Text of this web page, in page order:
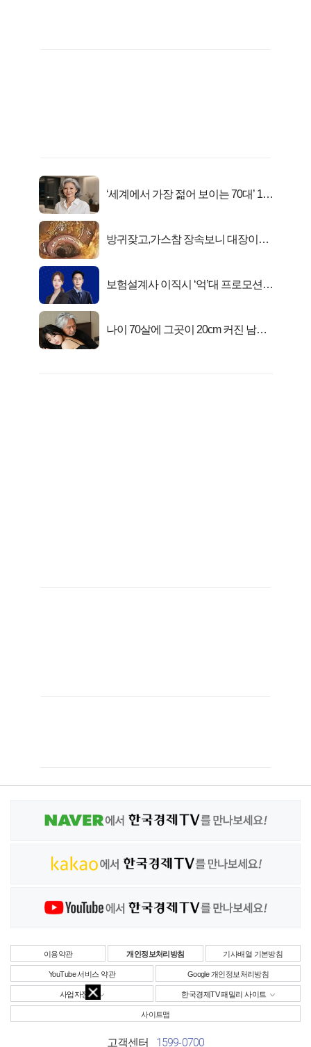
‘세계에서 가장 젊어 보이는 70대’ 1위
방귀잦고,가스참 장속보니 대장이아
보험설계사 이직시 ‘억’대 프로모션!
나이 70살에 그곳이 20cm 커진 남자..
이용약관 개인정보처리방침 기사배열 기본방침
YouTube 서비스 약관 Google 개인정보처리방침
사업자정보 한국경제TV 패밀리 사이트
사이트맵
고객센터 1599-0700